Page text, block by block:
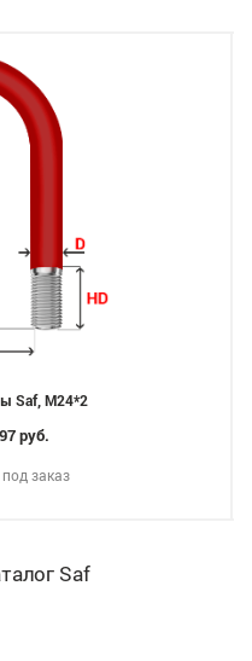
Saf, M24*2
руб.
заказ
Saf